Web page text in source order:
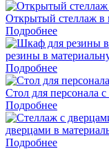
Открытый стеллаж в
Подробнее
резины в
Подробнее
Стол для персонала
Подробнее
дверцами в
Подробнее